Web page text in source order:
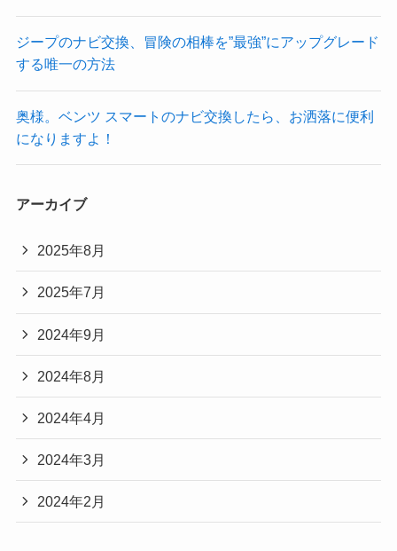
ジープのナビ交換、冒険の相棒を”最強”にアップグレード
する唯一の方法
奥様。ベンツ スマートのナビ交換したら、お洒落に便利
になりますよ！
アーカイブ
2025年8月
2025年7月
2024年9月
2024年8月
2024年4月
2024年3月
2024年2月